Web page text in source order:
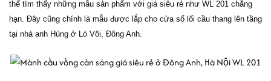
thể tìm thấy những mẫu sản phẩm với giá siêu rẻ như WL 201 chẳng
hạn. Đây cũng chính là mẫu được lắp cho cửa sổ lối cầu thang lên tầng
tại nhà anh Hùng ở Lò Vôi, Đông Anh.